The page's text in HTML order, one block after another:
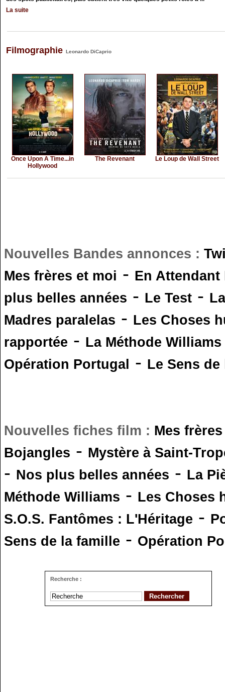
La suite
Filmographie Leonardo DiCaprio
Once Upon A Time...in
Hollywood
The Revenant Le Loup de Wall Street
Nouvelles Bandes annonces :
Mes frères et moi - En
plus belles années - Le Test -
Madres paralelas - Les Choses
rapportée - La Méthode Williams
Opération Portugal - Le Sens
Nouvelles fiches film : Mes
Bojangles - Mystère à Saint-
- Nos plus belles années - La
Méthode Williams - Les Choses
S.O.S. Fantômes : L'Héritage -
Sens de la famille - Opération
Recherche :